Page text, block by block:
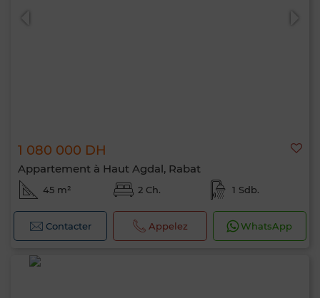
1 080 000 DH
Appartement à Haut Agdal, Rabat
45 m² 2 Ch. 1 Sdb.
Contacter Appelez WhatsApp